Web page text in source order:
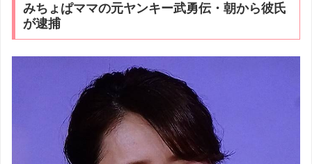
みちょぱママの元ヤンキー武勇伝・朝から彼氏
が逮捕